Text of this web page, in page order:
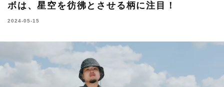
ボは、星空を彷彿とさせる柄に注目！
2024-05-15